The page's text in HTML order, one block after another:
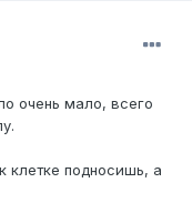
очень мало, всего
клетке подносишь, а